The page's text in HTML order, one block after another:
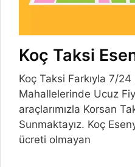
Koç Taksi
Koç Taksi Farkıyla 7/
Mahallelerinde Ucuz
araçlarımızla Korsan
Sunmaktayız. Koç
ücreti olmayan